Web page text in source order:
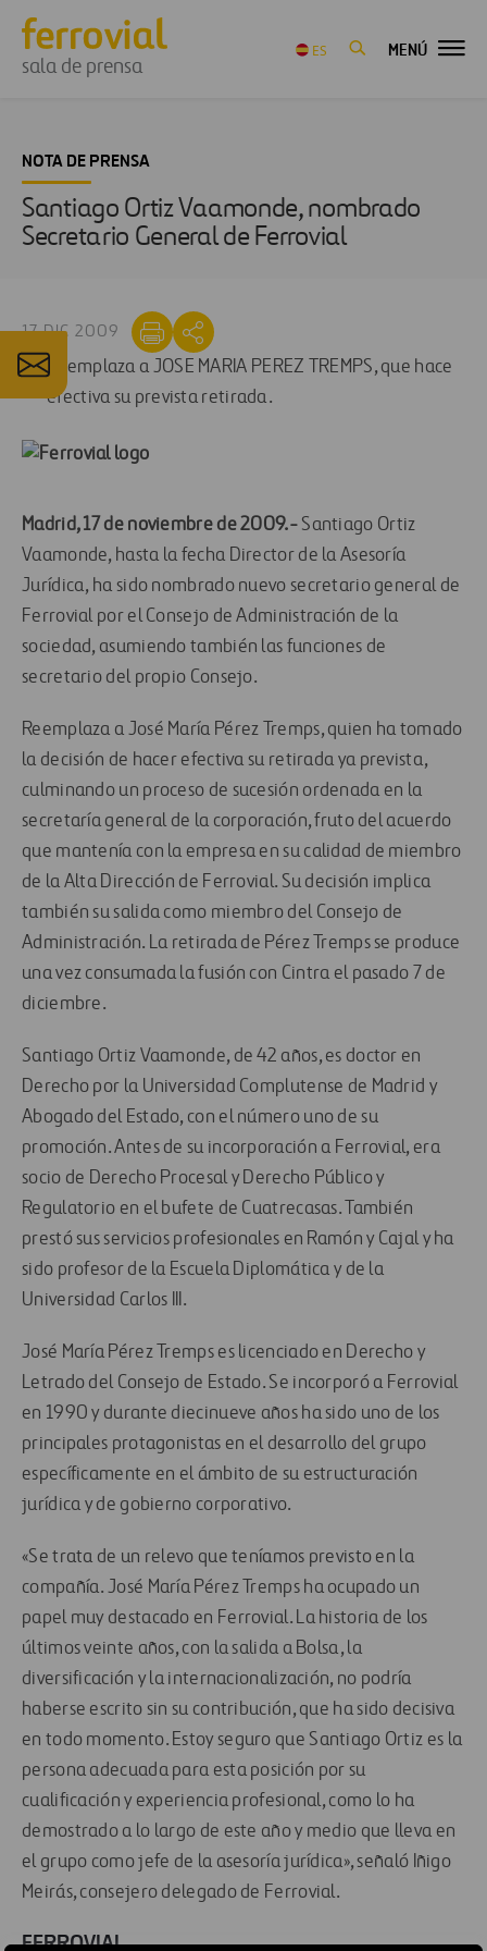
sala de prensa
ES MENÚ
NOTA DE PRENSA
Santiago Ortiz Vaamonde, nombrado
Secretario General de Ferrovial
17 DIC 2009
Reemplaza a JOSE MARIA PEREZ TREMPS, que hace
efectiva su prevista retirada.
Madrid, 17 de noviembre de 2009.-Santiago Ortiz
Vaamonde, hasta la fecha Director de la Asesoría
Jurídica, ha sido nombrado nuevo secretario general de
Ferrovial por el Consejo de Administración de la
sociedad, asumiendo también las funciones de
secretario del propio Consejo.
Reemplaza a José María Pérez Tremps, quien ha tomado
la decisión de hacer efectiva su retirada ya prevista,
culminando un proceso de sucesión ordenada en la
secretaría general de la corporación, fruto del acuerdo
que mantenía con la empresa en su calidad de miembro
de la Alta Dirección de Ferrovial. Su decisión implica
también su salida como miembro del Consejo de
Administración. La retirada de Pérez Tremps se produce
una vez consumada la fusión con Cintra el pasado 7 de
diciembre.
Santiago Ortiz Vaamonde, de 42 años, es doctor en
Derecho por la Universidad Complutense de Madrid y
Abogado del Estado, con el número uno de su
promoción. Antes de su incorporación a Ferrovial, era
socio de Derecho Procesal y Derecho Público y
Regulatorio en el bufete de Cuatrecasas. También
prestó sus servicios profesionales en Ramón y Cajal y ha
sido profesor de la Escuela Diplomática y de la
Universidad Carlos III.
José María Pérez Tremps es licenciado en Derecho y
Letrado del Consejo de Estado. Se incorporó a Ferrovial
en 1990 y durante diecinueve años ha sido uno de los
principales protagonistas en el desarrollo del grupo
específicamente en el ámbito de su estructuración
jurídica y de gobierno corporativo.
«Se trata de un relevo que teníamos previsto en la
compañía. José María Pérez Tremps ha ocupado un
papel muy destacado en Ferrovial. La historia de los
últimos veinte años, con la salida a Bolsa, la
diversificación y la internacionalización, no podría
haberse escrito sin su contribución, que ha sido decisiva
en todo momento. Estoy seguro que Santiago Ortiz es la
persona adecuada para esta posición por su
cualificación y experiencia profesional, como lo ha
demostrado a lo largo de este año y medio que lleva en
el grupo como jefe de la asesoría jurídica», señaló Iñigo
Meirás, consejero delegado de Ferrovial.
FERROVIAL